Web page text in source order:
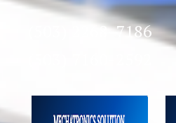
(503) 2268-7186